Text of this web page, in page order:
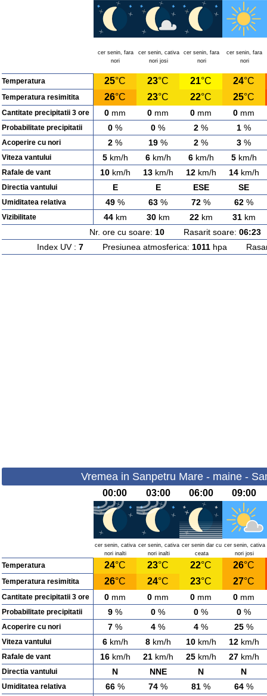
cer senin, fara
nori
cer senin, cativa
nori josi
cer senin, fara
nori
cer senin, fara
nori
Temperatura 25°C 23°C 21°C 24°C
Temperatura resimitita 26°C 23°C 22°C 25°C
Cantitate precipitatii 3 ore 0 mm 0 mm 0 mm 0 mm
Probabilitate precipitatii 0 % 0 % 2 % 1 %
Acoperire cu nori 2 % 19 % 2 % 3 %
Viteza vantului 5km/h 6km/h 6km/h 5km/h
Rafale de vant 10km/h 13km/h 12km/h 14km/h
Directia vantului E E ESE SE
Umiditatea relativa 49 % 63 % 72 % 62 %
Vizibilitate 44km 30km 22km 31km
Nr. ore cu soare: 10Rasarit soare: 06:23
Index UV : 7 Presiunea atmosferica: 1011 hpa
Vremea in Sanpetru Mare - maine -
00:00 03:00 06:00 09:00
cer senin, cativa
nori inalti
cer senin, cativa
nori inalti
cer senin dar cu
ceata
cer senin, cativa
nori josi
Temperatura 24°C 23°C 22°C 26°C
Temperatura resimitita 26°C 24°C 23°C 27°C
Cantitate precipitatii 3 ore 0 mm 0 mm 0 mm 0 mm
Probabilitate precipitatii 9 % 0 % 0 % 0 %
Acoperire cu nori 7 % 4 % 4 % 25 %
Viteza vantului 6km/h 8km/h 10km/h 12km/h
Rafale de vant 16km/h 21km/h 25km/h 27km/h
Directia vantului N NNE N N
Umiditatea relativa 66 % 74 % 81 % 64 %